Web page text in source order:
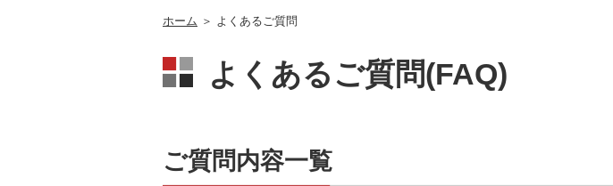
ホーム ＞ よくあるご質問
よくあるご質問(FAQ)
ご質問内容一覧